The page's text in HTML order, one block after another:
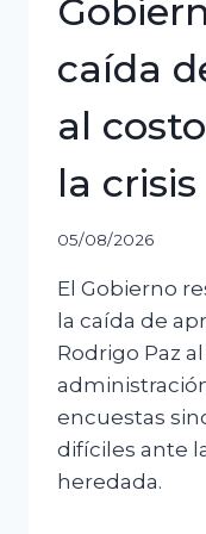
caída
al
la crisis
05/08/2026
El Gobierno
la caída de
Rodrigo Paz
encuestas
difíciles ante
heredada.